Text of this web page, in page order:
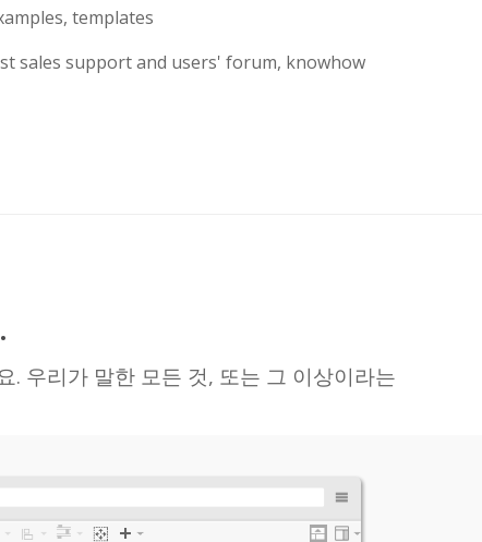
templates
sales support and users' forum, knowhow
. 우리가 말한 모든 것, 또는 그 이상이라는